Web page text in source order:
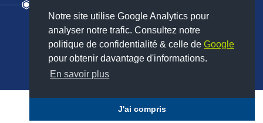
Notre site utilise Google Analytics pour
analyser notre trafic. Consultez notre
politique de confidentialité & celle de Google
pour obtenir davantage d'informations.
En savoir plus
J'ai compris
Nous contacter
02 35 80 85 24
Politique de Confidentialité